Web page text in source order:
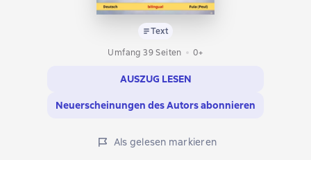
Text
Umfang 39 Seiten
0+
AUSZUG LESEN
Neuerscheinungen des Autors abonnieren
Als gelesen markieren